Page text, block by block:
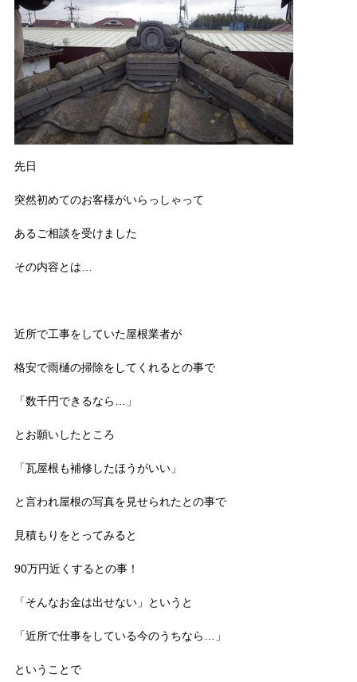
先日
突然初めてのお客様がいらっしゃって
あるご相談を受けました
その内容とは…
近所で工事をしていた屋根業者が
格安で雨樋の掃除をしてくれるとの事で
「数千円できるなら…」
とお願いしたところ
「瓦屋根も補修したほうがいい」
と言われ屋根の写真を見せられたとの事で
見積もりをとってみると
90万円近くするとの事！
「そんなお金は出せない」というと
「近所で仕事をしている今のうちなら…」
ということで